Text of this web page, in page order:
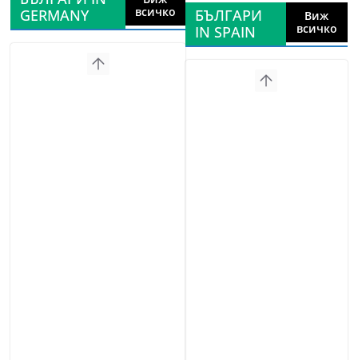
GERMANY
всичко
БЪЛГАРИ
IN SPAIN
Виж
всичко